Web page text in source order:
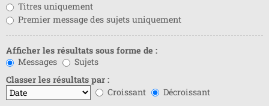
Titres uniquement
Premier message des sujets uniquement
Afficher les résultats sous forme de :
Messages
Sujets
Classer les résultats par :
Croissant
Décroissant